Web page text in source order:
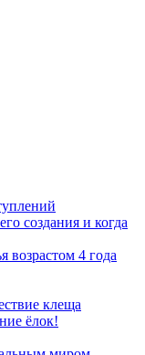
создания и когда
возрастом 4 года
клеща
ёлок!